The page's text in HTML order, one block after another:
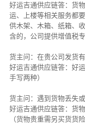
好运吉通供应链答：货
运、上楼等相关服务都
供木架、木箱、纸箱、
含的，公司提供增值税
货主问：在贵公司发货
好运吉通供应链答：好
手写两种）
货主问：遇到货物丢失
好运吉通供应链答：货
（货物贵重需另买货货